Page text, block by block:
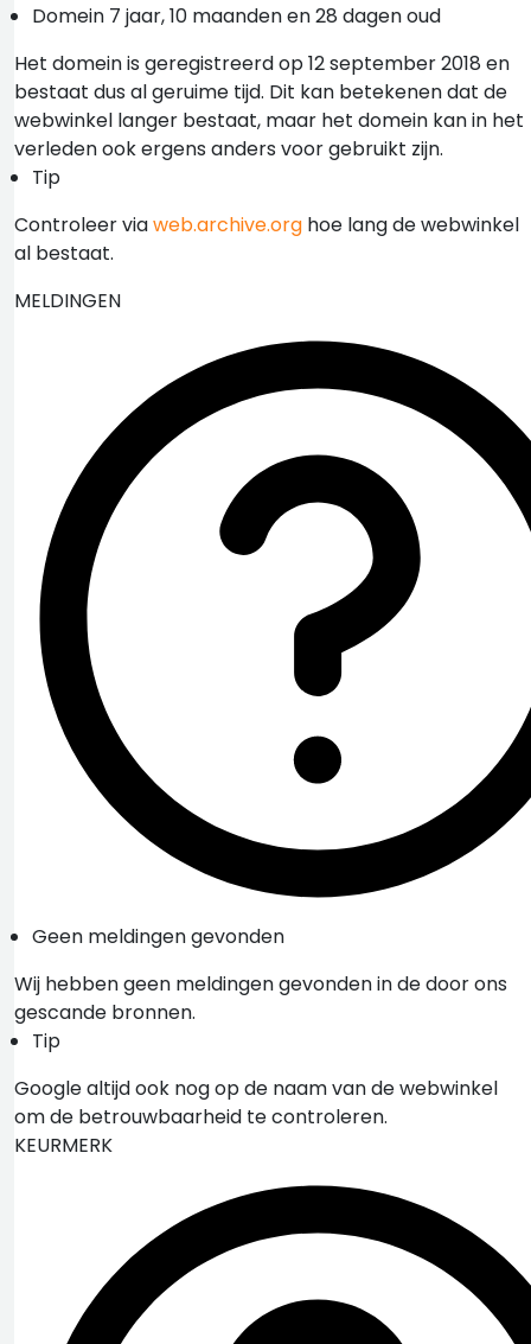
Domein 7 jaar, 10 maanden en 28 dagen oud
Het domein is geregistreerd op 12 september 2018 en
bestaat dus al geruime tijd. Dit kan betekenen dat de
webwinkel langer bestaat, maar het domein kan in het
verleden ook ergens anders voor gebruikt zijn.
Tip
Controleer viaweb.archive.org hoe lang de webwinkel
al bestaat.
MELDINGEN
Geen meldingen gevonden
Wij hebben geen meldingen gevonden in de door ons
gescande bronnen.
Tip
Google altijd ook nog op de naam van de webwinkel
om de betrouwbaarheid te controleren.
KEURMERK